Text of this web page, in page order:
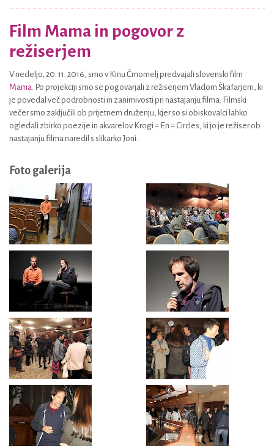
Film Mama in pogovor z
režiserjem
V nedeljo, 20. 11. 2016, smo v Kinu Črnomelj predvajali slovenski film
Mama. Po projekciji smo se pogovarjali z režiserjem Vladom Škafarjem, ki
je povedal več podrobnosti in zanimivosti pri nastajanju filma. Filmski
večer smo zaključili ob prijetnem druženju, kjer so si obiskovalci lahko
ogledali zbirko poezije in akvarelov Krogi = En = Circles, ki jo je režiser ob
nastajanju filma naredil s slikarko Joni.
Foto galerija